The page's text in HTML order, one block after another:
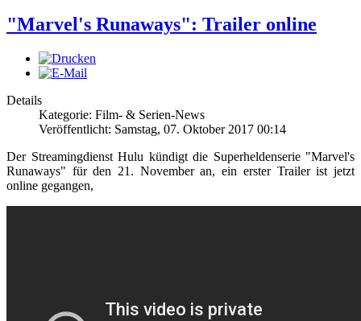
"Marvel's Runaways": Trailer online
Details
Kategorie: Film- & Serien-News
Veröffentlicht: Samstag, 07. Oktober 2017 00:14
Der Streamingdienst Hulu kündigt die Superheldenserie "Marvel's
Runaways" für den 21. November an, ein erster Trailer ist jetzt
online gegangen,